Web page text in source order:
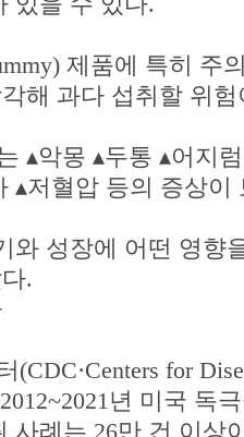
제품에 특히 주
해 과다 섭취할 위
▴악몽 ▴두통 ▴어지
▴저혈압 등의 증상이
와 성장에 어떤 영향
.
for
년 미국 독
사례는 26만 건 이상